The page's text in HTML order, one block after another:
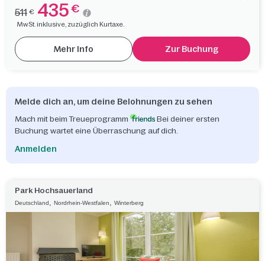
511 € 435 €
MwSt. inklusive, zuzüglich Kurtaxe.
Mehr Info Zur Buchung
Melde dich an, um deine Belohnungen zu sehen
Mach mit beim Treueprogramm
Bei deiner ersten
Buchung wartet eine Überraschung auf dich.
Anmelden
Park Hochsauerland
Deutschland , Nordrhein-Westfalen, Winterberg